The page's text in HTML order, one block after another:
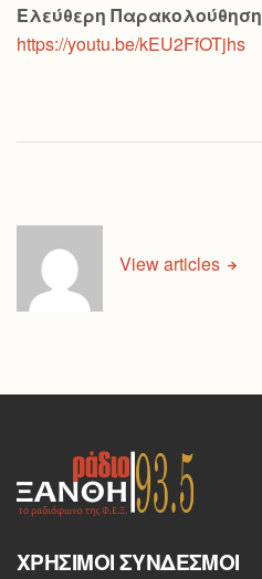
Ελεύθερη Παρακολούθηση
https://youtu.be/kEU2FfOTjhs
View articles
ΧΡΉΣΙΜΟΙ ΣΎΝΔΕΣΜΟΙ